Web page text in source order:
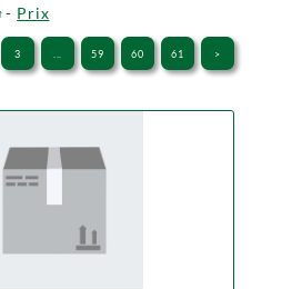
- Prix
3 59 60 61 >